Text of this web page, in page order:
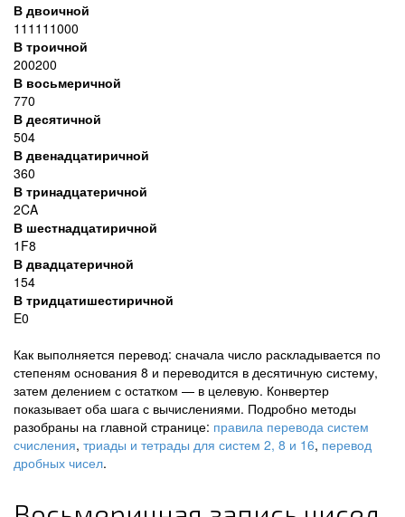
В двоичной
111111000
В троичной
200200
В восьмеричной
770
В десятичной
504
В двенадцатиричной
360
В тринадцатеричной
2CA
В шестнадцатиричной
1F8
В двадцатеричной
154
В тридцатишестиричной
E0
Как выполняется перевод: сначала число раскладывается по
степеням основания 8 и переводится в десятичную систему,
затем делением с остатком — в целевую. Конвертер
показывает оба шага с вычислениями. Подробно методы
разобраны на главной странице: правила перевода систем
счисления, триады и тетрады для систем 2, 8 и 16, перевод
дробных чисел.